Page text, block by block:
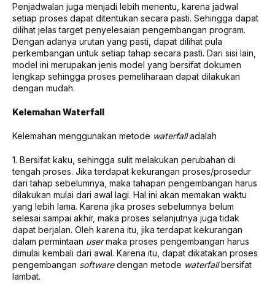
Penjadwalan juga menjadi lebih menentu, karena jadwal
setiap proses dapat ditentukan secara pasti. Sehingga dapat
dilihat jelas target penyelesaian pengembangan program.
Dengan adanya urutan yang pasti, dapat dilihat pula
perkembangan untuk setiap tahap secara pasti. Dari sisi lain,
model ini merupakan jenis model yang bersifat dokumen
lengkap sehingga proses pemeliharaan dapat dilakukan
dengan mudah.
Kelemahan Waterfall
Kelemahan menggunakan metode waterfalladalah
1. Bersifat kaku, sehingga sulit melakukan perubahan di
tengah proses. Jika terdapat kekurangan proses/prosedur
dari tahap sebelumnya, maka tahapan pengembangan harus
dilakukan mulai dari awal lagi. Hal ini akan memakan waktu
yang lebih lama. Karena jika proses sebelumnya belum
selesai sampai akhir, maka proses selanjutnya juga tidak
dapat berjalan. Oleh karena itu, jika terdapat kekurangan
dalam permintaan usermaka proses pengembangan harus
dimulai kembali dari awal. Karena itu, dapat dikatakan proses
pengembangan softwaredengan metode waterfallbersifat
lambat.